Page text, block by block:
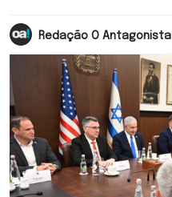
Redação O Antagonista